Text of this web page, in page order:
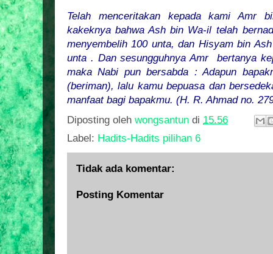
Telah menceritakan kepada kami Amr
kakeknya bahwa Ash bin Wa-il telah
menyembelih 100 unta, dan Hisyam bin
unta . Dan sesungguhnya Amr bertanya
maka Nabi pun bersabda : Adapun
(beriman), lalu kamu bepuasa dan
manfaat bagi bapakmu. (H. R. Ahmad no.
Diposting oleh wongsantun di 15.56
Label: Hadits-Hadits pilihan 6
Tidak ada komentar:
Posting Komentar